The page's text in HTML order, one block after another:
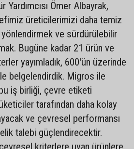
Yardımcısı Ömer Albayrak,
üreticilerimizi daha temiz
ve sürdürülebilir
Bugüne kadar 21 ürün ve
yayımladık, 600'ün üzerinde
belgelendirdik. Migros ile
iş birliği, çevre etiketi
tarafından daha kolay
ve çevresel performansı
talebi güçlendirecektir.